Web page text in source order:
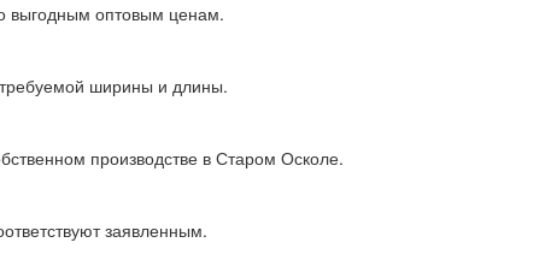
выгодным оптовым ценам.
ширины и длины.
производстве в Старом Осколе.
заявленным.